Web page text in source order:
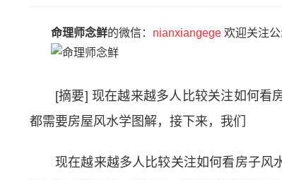
命理师念鲜的微信： nianxiangege欢迎关注公
[摘要] 现在越来越多人比较关注如何看
都需要房屋风水学图解，接下来，我们
现在越来越多人比较关注如何看房子风